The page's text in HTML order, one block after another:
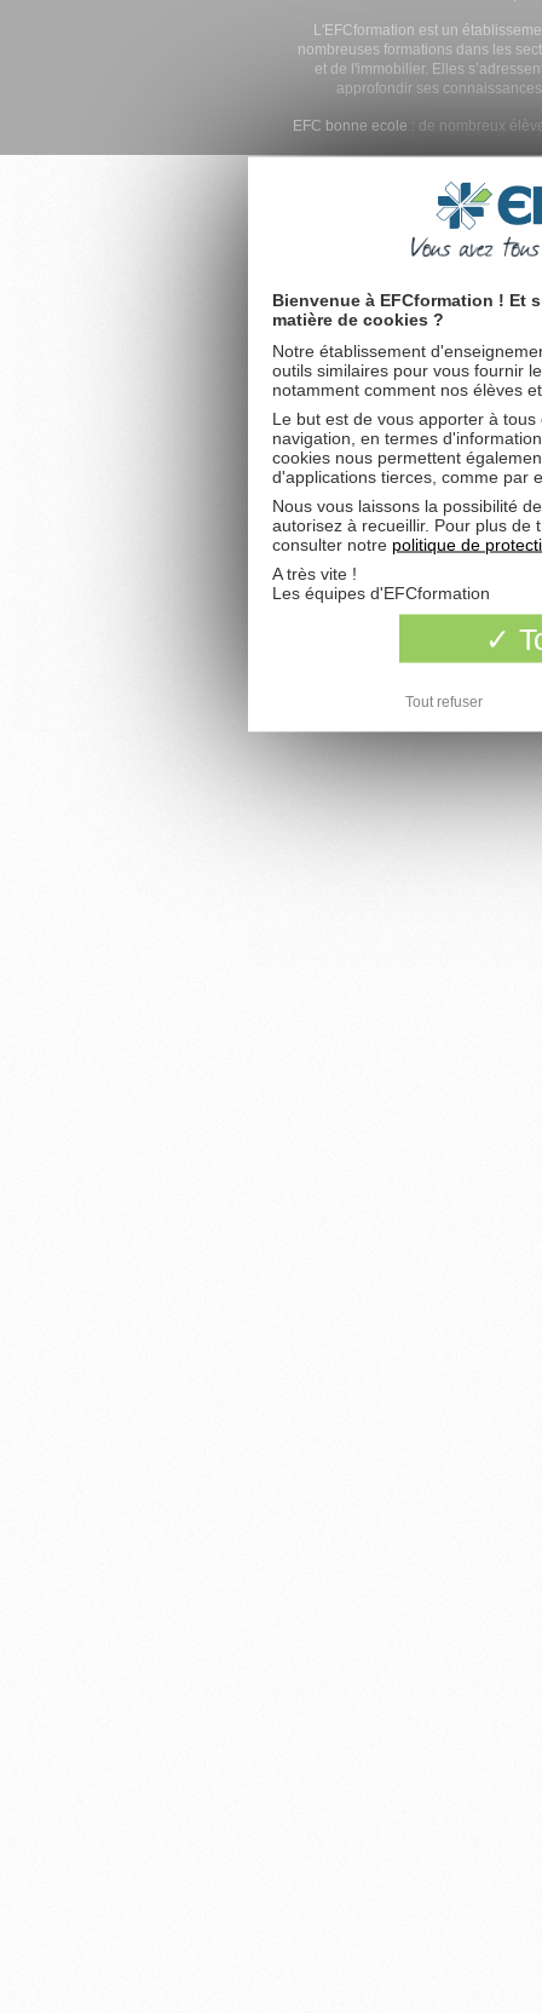
L'EFCformation est un
nombreuses formations dans les
et de l'immobilier. Elles
approfondir ses
EFC bonne ecole : de nombreux
Bienvenue à EFCformation ! Et
matière de cookies ?
Notre établissement
outils similaires pour vous fournir
notamment comment nos élèves
Le but est de vous apporter à
navigation, en termes
cookies nous permettent
d'applications tierces, comme par
Nous vous laissons la possibilité
autorisez à recueillir. Pour plus de
consulter notre politique de
A très vite !
Les équipes d'EFCformation
Tout refuser